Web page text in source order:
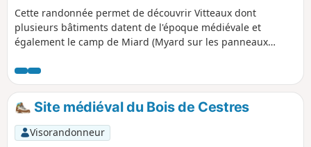
Cette randonnée permet de découvrir Vitteaux dont
plusieurs bâtiments datent de l'époque médiévale et
également le camp de Miard (Myard sur les panneaux
Posanges vaut aussi le détour.
Site médiéval du Bois de Cestres
Visorandonneur